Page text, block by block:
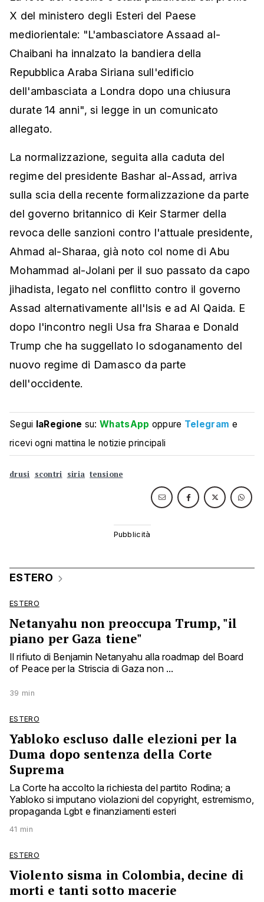
X del ministero degli Esteri del Paese
mediorientale: "L'ambasciatore Assaad al-
Chaibani ha innalzato la bandiera della
Repubblica Araba Siriana sull'edificio
dell'ambasciata a Londra dopo una chiusura
durate 14 anni", si legge in un comunicato
allegato.
La normalizzazione, seguita alla caduta del
regime del presidente Bashar al-Assad, arriva
sulla scia della recente formalizzazione da parte
del governo britannico di Keir Starmer della
revoca delle sanzioni contro l'attuale presidente,
Ahmad al-Sharaa, già noto col nome di Abu
Mohammad al-Jolani per il suo passato da capo
jihadista, legato nel conflitto contro il governo
Assad alternativamente all'Isis e ad Al Qaida. E
dopo l'incontro negli Usa fra Sharaa e Donald
Trump che ha suggellato lo sdoganamento del
nuovo regime di Damasco da parte
dell'occidente.
Segui laRegione su:WhatsApp oppure Telegram e
ricevi ogni mattina le notizie principali
drusi scontri siria tensione
ESTERO
ESTERO
Netanyahu non preoccupa Trump, "il
piano per Gaza tiene"
Il rifiuto di Benjamin Netanyahu alla roadmap del Board
of Peace per la Striscia di Gaza non ...
39 min
ESTERO
Yabloko escluso dalle elezioni per la
Duma dopo sentenza della Corte
Suprema
La Corte ha accolto la richiesta del partito Rodina; a
Yabloko si imputano violazioni del copyright, estremismo,
propaganda Lgbt e finanziamenti esteri
41 min
ESTERO
Violento sisma in Colombia, decine di
morti e tanti sotto macerie